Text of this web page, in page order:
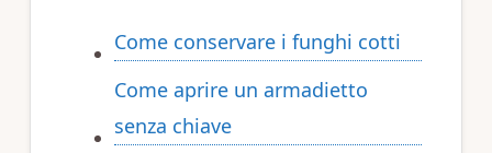
Come conservare i funghi cotti
Come aprire un armadietto
senza chiave